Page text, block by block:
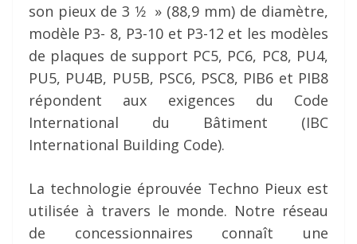
son pieux de 3 1⁄2 » (88,9 mm) de diamètre,
modèle P3- 8, P3-10 et P3-12 et les modèles
de plaques de support PC5, PC6, PC8, PU4,
PU5, PU4B, PU5B, PSC6, PSC8, PIB6 et PIB8
répondent aux exigences du Code
International du Bâtiment (IBC
International Building Code).
La technologie éprouvée Techno Pieux est
utilisée à travers le monde. Notre réseau
de concessionnaires connaît une